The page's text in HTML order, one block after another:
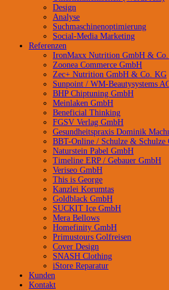
Design
Analyse
Suchmaschinenoptimierung
Social-Media Marketing
Referenzen
IronMaxx Nutrition GmbH &
Zoonea Commerce GmbH
Zec+ Nutrition GmbH & Co. KG
Sunpoint / WM-Beautysystems
BHP Chiptuning GmbH
Meinlaken GmbH
Beneficial Thinking
FGSV Verlag GmbH
Gesundheitspraxis Dominik
BBT-Online / Schulze & Schulze
Naturstein Pabel GmbH
Timeline ERP / Gebauer GmbH
Veriseo GmbH
This is George
Kanzlei Korumtas
Goldblack GmbH
SUCKIT Ice GmbH
Mera Bellows
Homefinity GmbH
Primustours Golfreisen
Cover Design
SNASH Clothing
iStore Reparatur
Kunden
Kontakt